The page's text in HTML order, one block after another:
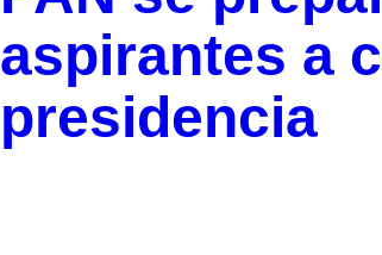
aspirantes a
presidencia